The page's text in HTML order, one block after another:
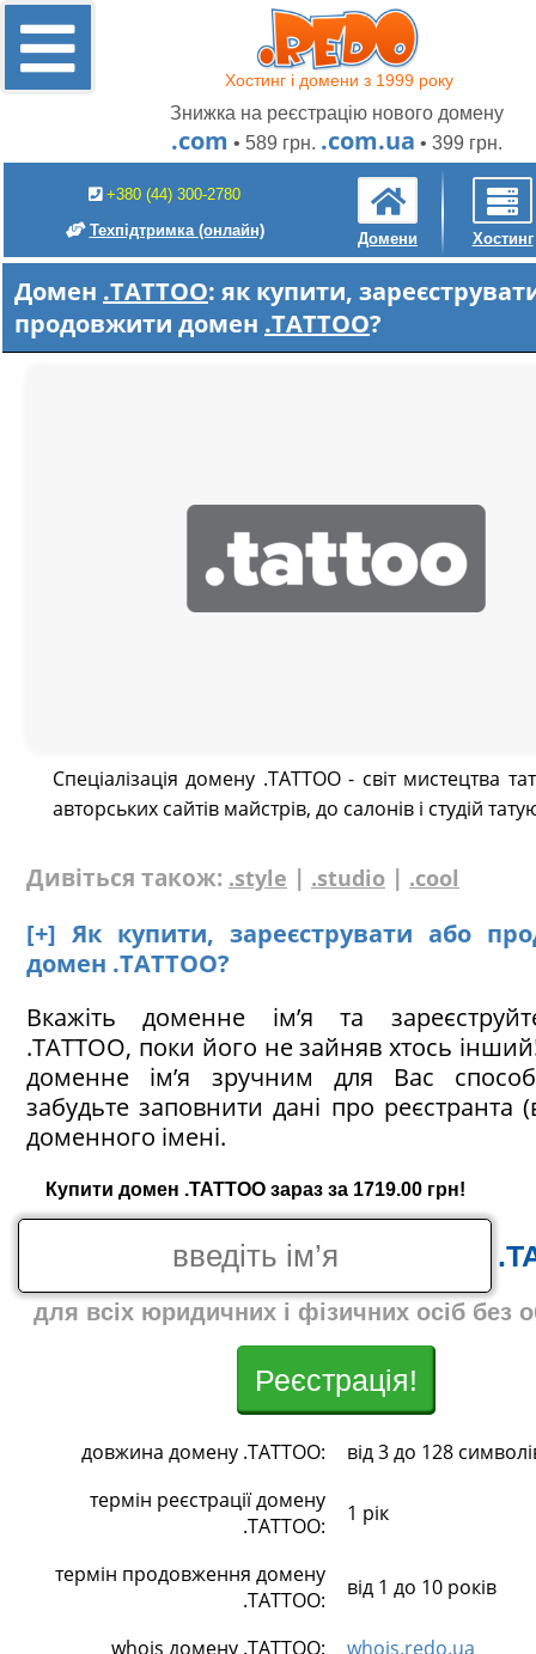
Хостинг і домени з 1999 року
Знижка на реєстрацію нового домену
.com • 589 грн. .com.ua • 399 грн.
+380 (44) 300-2780
Техпідтримка (онлайн) Домени Хостинг
Домен .TATTOO: як купити,
продовжити домен .TATTOO?
Спеціалізація домену .TATTOO - світ мистецтва
авторських сайтів майстрів, до салонів і студій
Дивіться також: .style | .studio | .cool
[+] Як купити, зареєструвати або
домен .TATTOO?
Вкажіть доменне ім’я та
.TATTOO, поки його не зайняв хтось
доменне ім’я зручним для Вас
забудьте заповнити дані про реєстранта
доменного імені.
Купити домен .TATTOO зараз за 1719.00 грн!
для всіх юридичних і фізичних осіб без
Реєстрація!
довжина домену .TATTOO:
від 3 до 128
термін реєстрації домену
.TATTOO:
1 рік
термін продовження домену
.TATTOO:
від 1 до 10 років
whois домену .TATTOO:
whois.redo.ua